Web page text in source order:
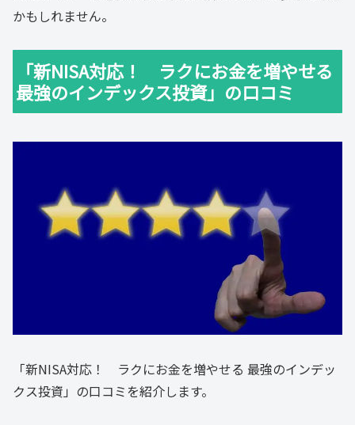
かもしれません。
「新NISA対応！ ラクにお金を増やせる
最強のインデックス投資」の口コミ
「新NISA対応！ ラクにお金を増やせる 最強のインデッ
クス投資」の口コミを紹介します。